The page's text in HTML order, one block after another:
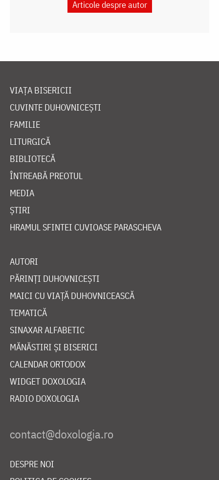
Articole despre autor
VIAȚA BISERICII
CUVINTE DUHOVNICEȘTI
FAMILIE
LITURGICĂ
BIBLIOTECĂ
ÎNTREABĂ PREOTUL
MEDIA
ȘTIRI
HRAMUL SFINTEI CUVIOASE PARASCHEVA
AUTORI
PĂRINȚI DUHOVNICEȘTI
MAICI CU VIAȚĂ DUHOVNICEASCĂ
TEMATICĂ
SINAXAR ALFABETIC
MĂNĂSTIRI ȘI BISERICI
CALENDAR ORTODOX
WIDGET DOXOLOGIA
RADIO DOXOLOGIA
DESPRE NOI